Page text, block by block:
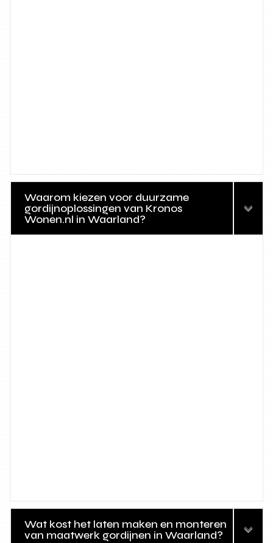
Waarom kiezen voor duurzame
gordijnoplossingen van Kronos
Wonen.nl in Waarland?
Wat kost het laten maken en monteren
van maatwerk gordijnen in Waarland?